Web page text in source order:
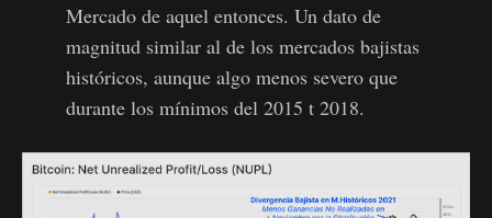
Mercado de aquel entonces. Un dato de
magnitud similar al de los mercados bajistas
históricos, aunque algo menos severo que
durante los mínimos del 2015 t 2018.